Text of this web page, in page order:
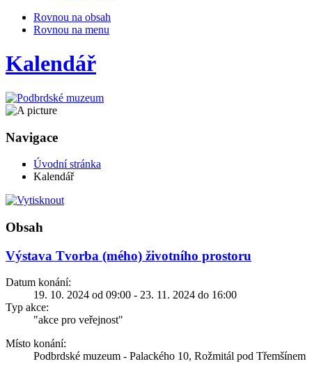
Rovnou na obsah
Rovnou na menu
Kalendář
Navigace
Úvodní stránka
Kalendář
Obsah
Výstava Tvorba (mého) životního prostoru
Datum konání:
19. 10. 2024 od 09:00 - 23. 11. 2024 do 16:00
Typ akce:
"akce pro veřejnost"
Místo konání:
Podbrdské muzeum - Palackého 10, Rožmitál pod Třemšínem